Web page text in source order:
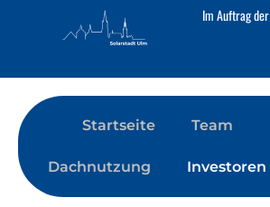
Im Auftrag der
Startseite Team
Dachnutzung Investoren